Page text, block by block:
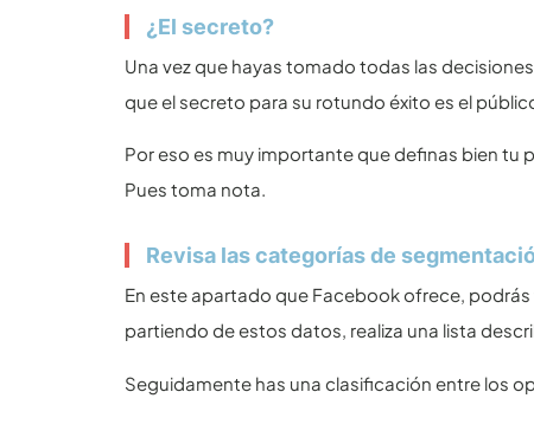
¿El secreto?
Una vez que hayas tomado todas las
que el secreto para su rotundo éxito es el
Por eso es muy importante que definas bien tu
Pues toma nota.
Revisa las categorías de
En este apartado que Facebook ofrece,
partiendo de estos datos, realiza una lista
Seguidamente has una clasificación entre los